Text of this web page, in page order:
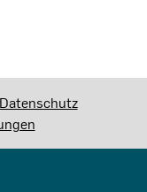
Datenschutz